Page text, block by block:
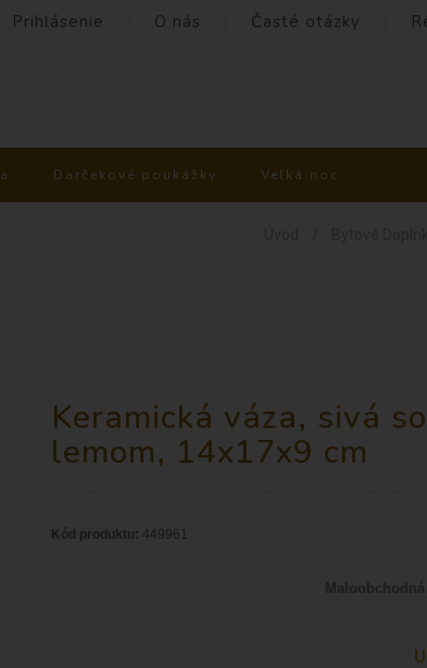
Prihlásenie O nás Časté otázky
Darčekové poukážky Veľká noc
Keramická váza, sivá
lemom, 14x17x9 cm
Kód produktu: 449961